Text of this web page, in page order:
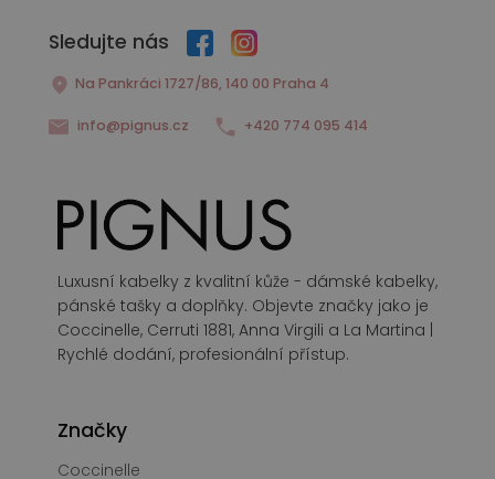
Sledujte nás
Na Pankráci 1727/86, 140 00 Praha 4
info@pignus.cz +420 774 095 414
Luxusní kabelky z kvalitní kůže - dámské kabelky,
pánské tašky a doplňky. Objevte značky jako je
Coccinelle, Cerruti 1881, Anna Virgili a La Martina |
Rychlé dodání, profesionální přístup.
Značky
Coccinelle